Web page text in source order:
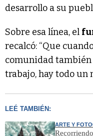
desarrollo a su
Sobre esa línea, el
recalcó: “Que
comunidad también
trabajo, hay todo un
LEÉ TAMBIÉN:
ARTE Y